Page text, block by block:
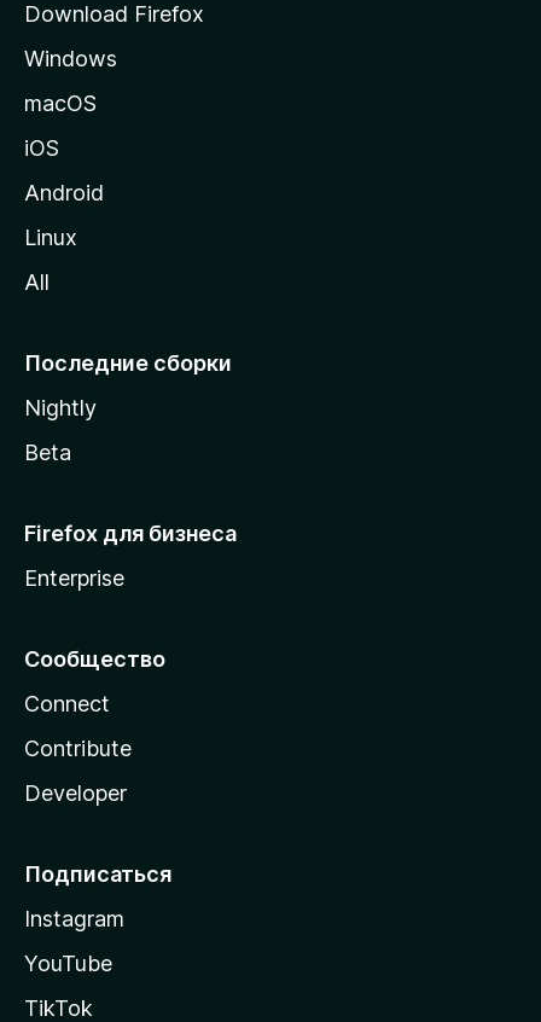
а
н
у
M
i
l
Download Firefox
Windows
macOS
iOS
Android
Linux
All
Последние сборки
Nightly
Beta
Firefox для бизнеса
Enterprise
Сообщество
Connect
Contribute
Developer
Подписаться
Instagram
YouTube
TikTok